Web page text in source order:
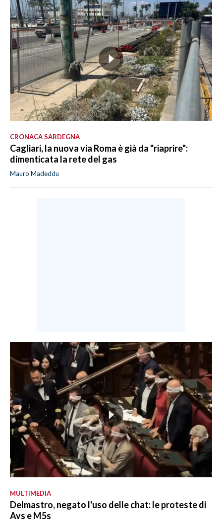
CRONACA SARDEGNA
Cagliari, la nuova via Roma è già da "riaprire":
dimenticata la rete del gas
Mauro Madeddu
MULTIMEDIA
Delmastro, negato l'uso delle chat: le proteste di
Avs e M5s